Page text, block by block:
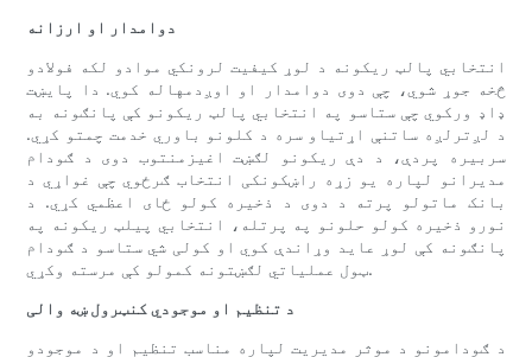
دوامدار او ارزانه
انتخابي پالټ ریکونه د لوړ کیفیت لرونکي موادو لکه فولادو
څخه جوړ شوي، چې دوی دوامدار او اوږدمهاله کوي. دا پایښت
ډاډ ورکوي چې ستاسو په انتخابي پالټ ریکونو کې پانګونه به
د لږترلږه ساتنې اړتیاو سره د کلونو باوري خدمت چمتو کړي.
سربیره پردې، د دې ریکونو لګښت اغیزمنتوب دوی د ګودام
مدیرانو لپاره یو زړه راښکونکی انتخاب ګرځوي چې غواړي د
بانک ماتولو پرته د دوی د ذخیره کولو ځای اعظمي کړي. د
نورو ذخیره کولو حلونو په پرتله، انتخابي پیلټ ریکونه په
پانګونه کې لوړ عاید وړاندې کوي او کولی شي ستاسو د ګودام
ټول عملیاتي لګښتونه کمولو کې مرسته وکړي.
د تنظیم او موجودي کنټرول ښه والی
د ګودامونو د موثر مدیریت لپاره مناسب تنظیم او د موجودو